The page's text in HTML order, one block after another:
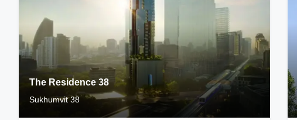
The Residence 38
Sukhumvit 38